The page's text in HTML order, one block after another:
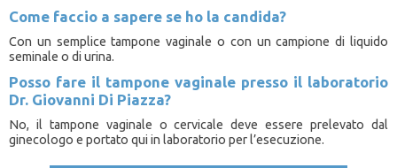
Come faccio a sapere se ho la candida?
Con un semplice tampone vaginale o con un campione di liquido
seminale o di urina.
Posso fare il tampone vaginale presso il laboratorio
Dr. Giovanni Di Piazza?
No, il tampone vaginale o cervicale deve essere prelevato dal
ginecologo e portato qui in laboratorio per l’esecuzione.